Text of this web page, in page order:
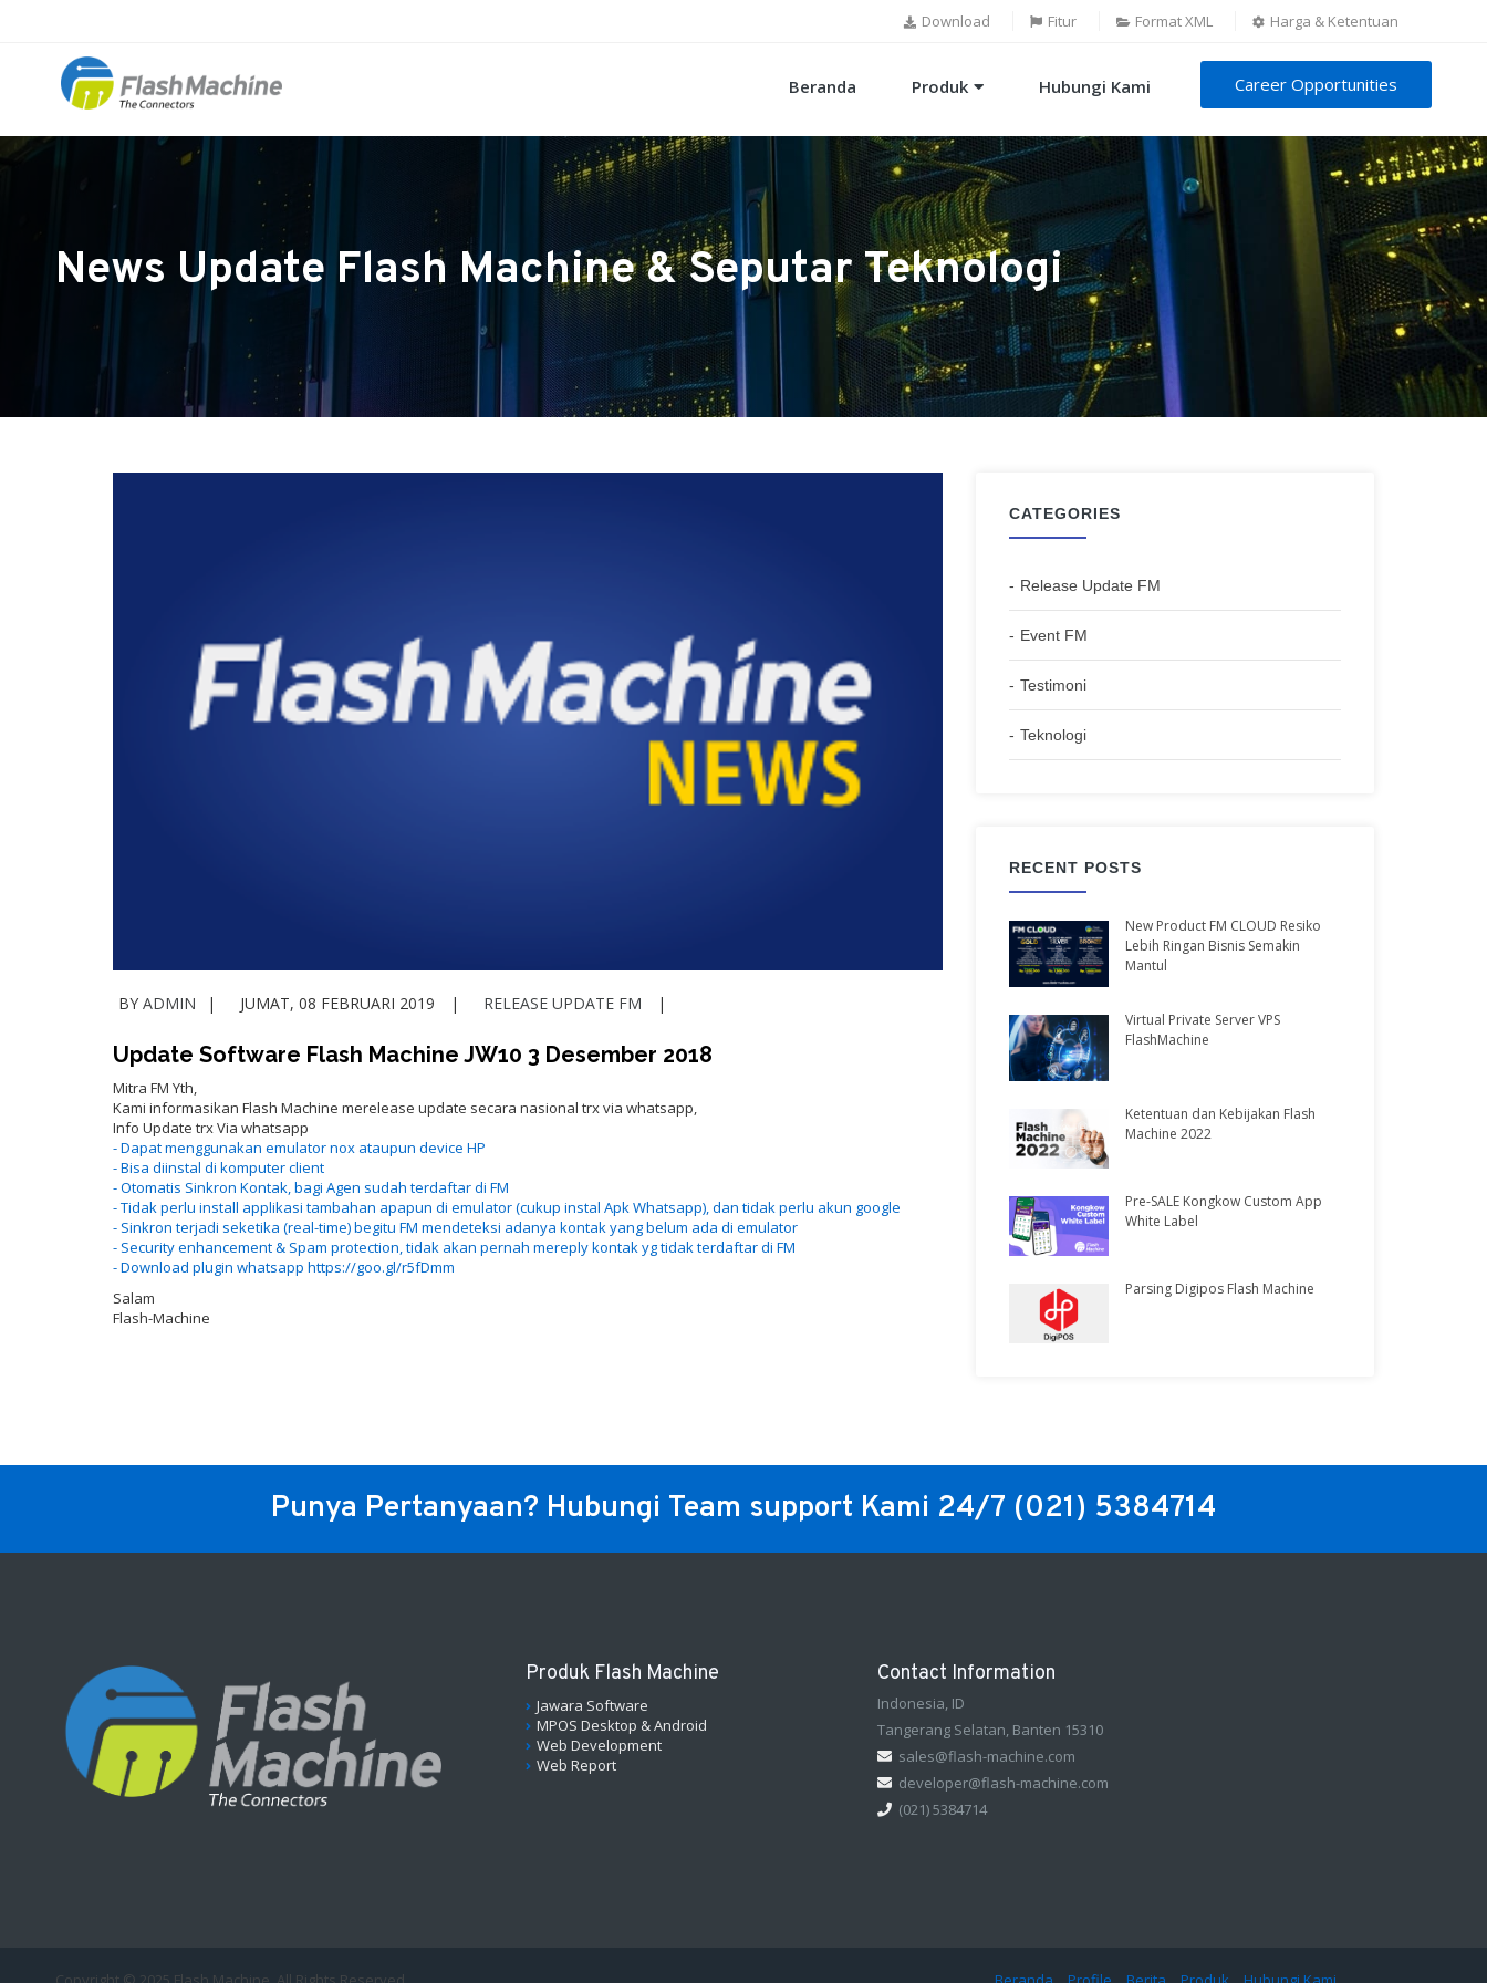
Download Fitur Format XML Harga & Ketentuan
Beranda Produk Hubungi Kami Career Opportunities
News Update Flash Machine & Seputar Teknologi
BY ADMIN JUMAT, 08 FEBRUARI 2019 RELEASE UPDATE FM
Update Software Flash Machine JW10 3 Desember 2018
Mitra FM Yth,
Kami informasikan Flash Machine merelease update secara nasional trx via whatsapp,
Info Update trx Via whatsapp
- Dapat menggunakan emulator nox ataupun device HP
- Bisa diinstal di komputer client
- Otomatis Sinkron Kontak, bagi Agen sudah terdaftar di FM
- Tidak perlu install applikasi tambahan apapun di emulator (cukup instal Apk Whatsapp), dan tidak perlu akun google
- Sinkron terjadi seketika (real-time) begitu FM mendeteksi adanya kontak yang belum ada di emulator
- Security enhancement & Spam protection, tidak akan pernah mereply kontak yg tidak terdaftar di FM
- Download plugin whatsapp https://goo.gl/r5fDmm
Salam
Flash-Machine
CATEGORIES
Release Update FM
Event FM
Testimoni
Teknologi
RECENT POSTS
New Product FM CLOUD Resiko
Lebih Ringan Bisnis Semakin
Mantul
Virtual Private Server VPS
FlashMachine
Ketentuan dan Kebijakan Flash
Machine 2022
Pre-SALE Kongkow Custom App
White Label
Parsing Digipos Flash Machine
Punya Pertanyaan? Hubungi Team support Kami 24/7 (021) 5384714
Produk Flash Machine
Jawara Software
MPOS Desktop & Android
Web Development
Web Report
Contact Information
Indonesia, ID
Tangerang Selatan, Banten 15310
sales@flash-machine.com
developer@flash-machine.com
(021) 5384714